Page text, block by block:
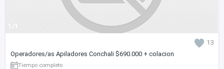
1/1
13
Operadores/as Apiladores Conchali $690.000 + colacion
Tiempo completo